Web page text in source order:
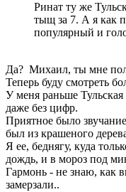
Ринат ту же
тыщ за 7. А я как
популярный и
Да? Михаил, ты мне
Теперь буду смотреть
У меня раньше
даже без цифр.
Приятное было
был из крашеного
Я ее, беднягу, куда
дождь, и в мороз под
Гармонь - не знаю, как
замерзали..